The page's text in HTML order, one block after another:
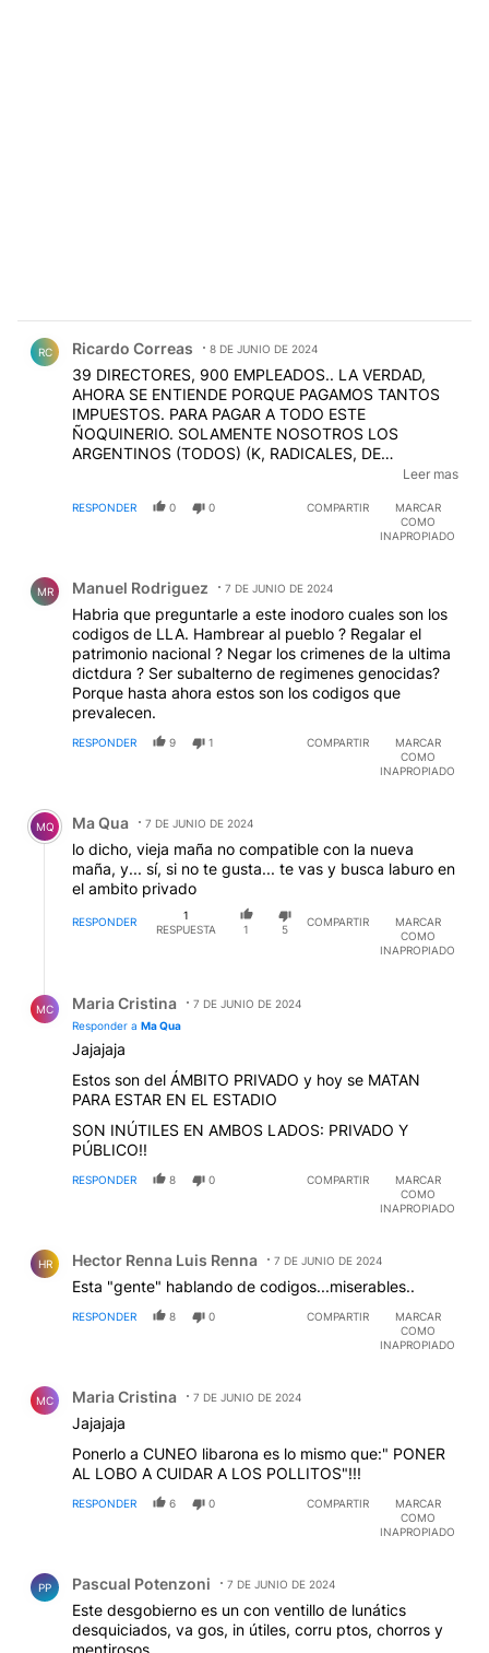
RC Ricardo Correas 8 DE JUNIO DE 2024
39 DIRECTORES, 900 EMPLEADOS.. LA VERDAD,
AHORA SE ENTIENDE PORQUE PAGAMOS TANTOS
IMPUESTOS. PARA PAGAR A TODO ESTE
ÑOQUINERIO. SOLAMENTE NOSOTROS LOS
ARGENTINOS (TODOS) (K, RADICALES, DE
IZQUIERDA, DE DERECHA) PODEMOS ACEPTAR QUE
SALVO QUE SEAS UNO DE ELLOS ...NO SE
ENTIENDE. DIVERSIDAD DE GENERO? NO CONOZCO
UNA MEGA ESTRUCTURA COMO ESTA.
Leer mas
RESPONDER 0 0 COMPARTIR
MARCAR
COMO
INAPROPIADO
MR Manuel Rodriguez 7 DE JUNIO DE 2024
Habria que preguntarle a este inodoro cuales son los
codigos de LLA. Hambrear al pueblo ? Regalar el
patrimonio nacional ? Negar los crimenes de la ultima
dictdura ? Ser subalterno de regimenes genocidas?
Porque hasta ahora estos son los codigos que
prevalecen.
RESPONDER 9 1 COMPARTIR
MARCAR
COMO
INAPROPIADO
Comentario de Ma Qua.
MQ Ma Qua 7 DE JUNIO DE 2024
lo dicho, vieja maña no compatible con la nueva
maña, y... sí, si no te gusta... te vas y busca laburo en
el ambito privado
RESPONDER
1
RESPUESTA
1 5
COMPARTIR
MARCAR
COMO
INAPROPIADO
MC Maria Cristina
7 DE JUNIO DE 2024
Responder a Ma Qua
Jajajaja
Estos son del ÁMBITO PRIVADO y hoy se MATAN
PARA ESTAR EN EL ESTADIO
SON INÚTILES EN AMBOS LADOS: PRIVADO Y
PÚBLICO!!
RESPONDER 8 0 COMPARTIR
MARCAR
COMO
INAPROPIADO
HR Hector Renna Luis Renna 7 DE JUNIO DE 2024
Esta "gente" hablando de codigos...miserables..
RESPONDER 8 0 COMPARTIR
MARCAR
COMO
INAPROPIADO
MC Maria Cristina 7 DE JUNIO DE 2024
Jajajaja
Ponerlo a CUNEO libarona es lo mismo que:" PONER
AL LOBO A CUIDAR A LOS POLLITOS"!!!
RESPONDER 6 0 COMPARTIR
MARCAR
COMO
INAPROPIADO
PP Pascual Potenzoni 7 DE JUNIO DE 2024
Este desgobierno es un con ventillo de lunátics
desquiciados, va gos, in útiles, corru ptos, chorros y